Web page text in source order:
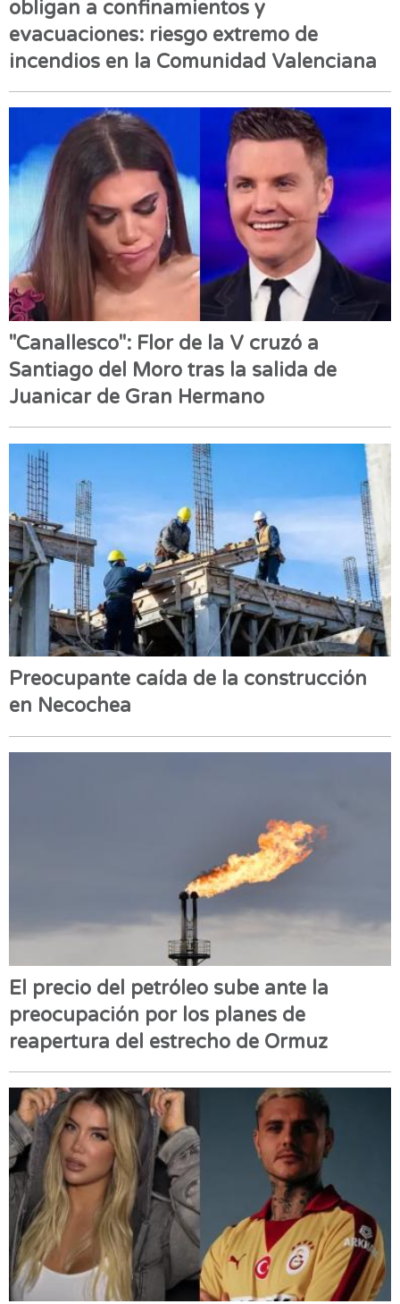
obligan a confinamientos y
evacuaciones: riesgo extremo de
incendios en la Comunidad Valenciana
"Canallesco": Flor de la V cruzó a
Santiago del Moro tras la salida de
Juanicar de Gran Hermano
Preocupante caída de la construcción
en Necochea
El precio del petróleo sube ante la
preocupación por los planes de
reapertura del estrecho de Ormuz